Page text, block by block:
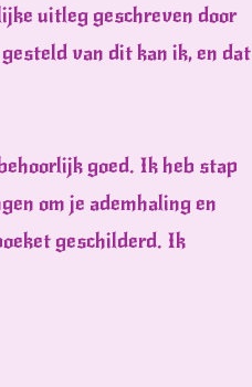
uitleg geschreven door
van dit kan ik, en dat
goed. Ik heb stap
om je ademhaling en
geschilderd. Ik